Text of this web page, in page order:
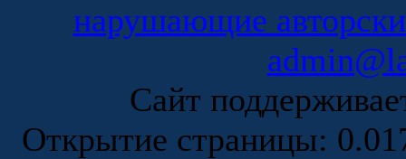
нарушающие
Сайт
Открытие страницы: